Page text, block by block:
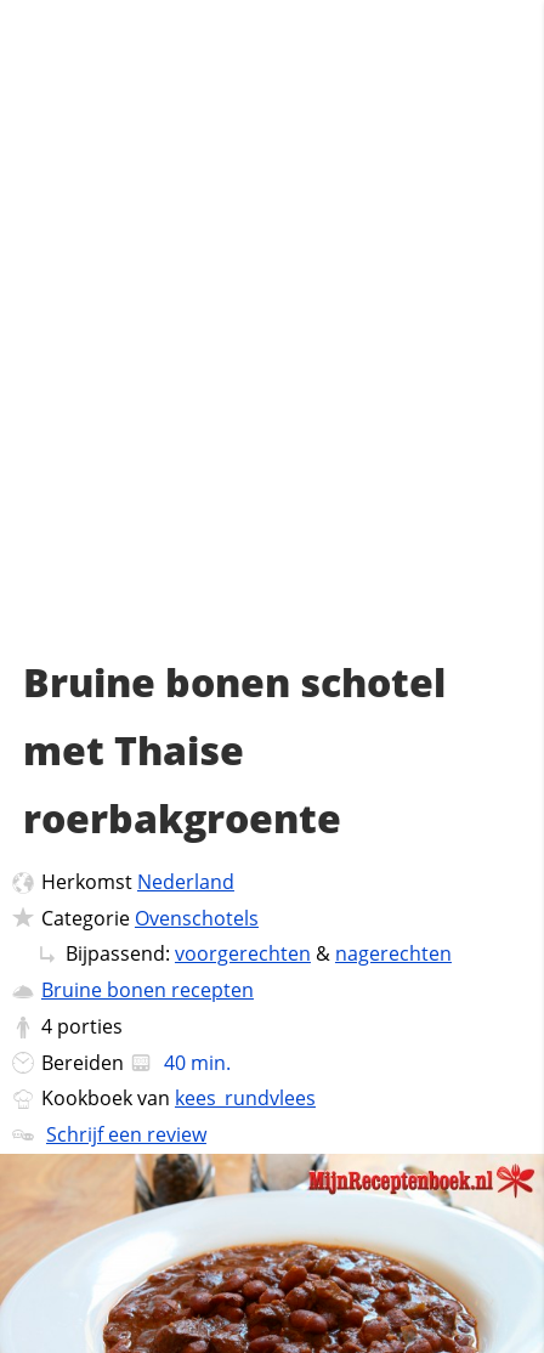
Bruine bonen schotel
met Thaise
roerbakgroente
Herkomst Nederland
Categorie Ovenschotels
Bijpassend: voorgerechten & nagerechten
Bruine bonen recepten
4 porties
Bereiden
40 min.
Kookboek van kees_rundvlees
Schrijf een review